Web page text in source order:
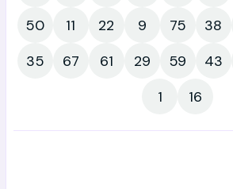
50
11 22 9 75 38
35
67 61 29 59 43
1
16